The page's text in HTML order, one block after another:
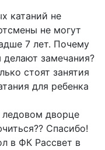
катаний не
не могут
7 лет. Почему
замечания?
стоят занятия
для ребенка
ледовом дворце
Спасибо!
в ФК Рассвет в